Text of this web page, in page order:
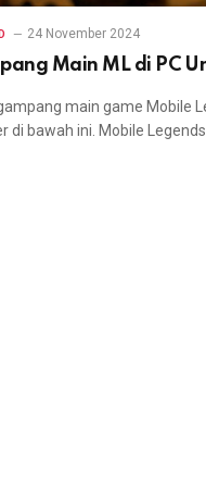
24 November 2024
Main ML di PC
main game Mobile
di bawah ini. Mobile Legends